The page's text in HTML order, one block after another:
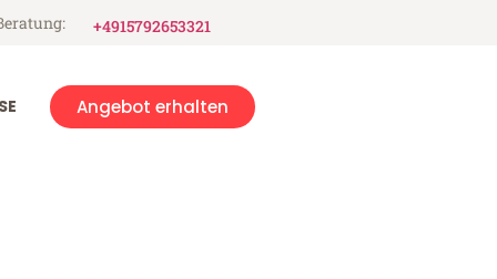
+4915792653321
Angebot erhalten